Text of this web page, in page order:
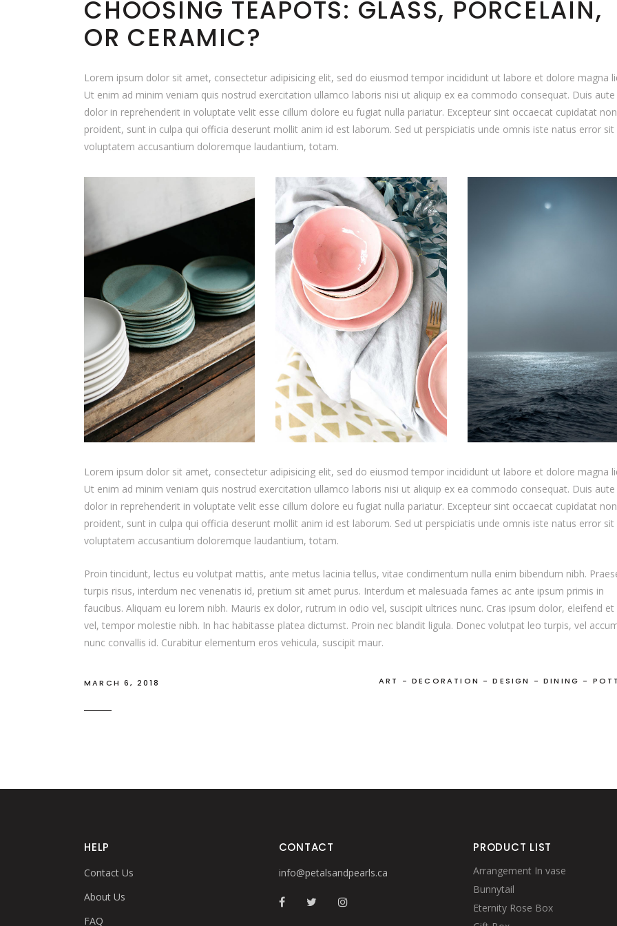
CHOOSING TEAPOTS: GLASS, PORCELAIN,
OR CERAMIC?
Lorem ipsum dolor sit amet, consectetur adipisicing elit, sed do eiusmod tempor incididunt ut labore et dolore magna
Ut enim ad minim veniam quis nostrud exercitation ullamco laboris nisi ut aliquip ex ea commodo consequat. Duis aute
dolor in reprehenderit in voluptate velit esse cillum dolore eu fugiat nulla pariatur. Excepteur sint occaecat cupidatat non
proident, sunt in culpa qui officia deserunt mollit anim id est laborum. Sed ut perspiciatis unde omnis iste natus error sit
voluptatem accusantium doloremque laudantium, totam.
Lorem ipsum dolor sit amet, consectetur adipisicing elit, sed do eiusmod tempor incididunt ut labore et dolore magna
Ut enim ad minim veniam quis nostrud exercitation ullamco laboris nisi ut aliquip ex ea commodo consequat. Duis aute
dolor in reprehenderit in voluptate velit esse cillum dolore eu fugiat nulla pariatur. Excepteur sint occaecat cupidatat non
proident, sunt in culpa qui officia deserunt mollit anim id est laborum. Sed ut perspiciatis unde omnis iste natus error sit
voluptatem accusantium doloremque laudantium, totam.
Proin tincidunt, lectus eu volutpat mattis, ante metus lacinia tellus, vitae condimentum nulla enim bibendum nibh.
turpis risus, interdum nec venenatis id, pretium sit amet purus. Interdum et malesuada fames ac ante ipsum primis in
faucibus. Aliquam eu lorem nibh. Mauris ex dolor, rutrum in odio vel, suscipit ultrices nunc. Cras ipsum dolor, eleifend et
vel, tempor molestie nibh. In hac habitasse platea dictumst. Proin nec blandit ligula. Donec volutpat leo turpis, vel
nunc convallis id. Curabitur elementum eros vehicula, suscipit maur.
MARCH 6, 2018 ART - DECORATION -DESIGN - DINING -
HELP
Contact Us
About Us
FAQ
CONTACT
info@petalsandpearls.ca
PRODUCT LIST
Arrangement In vase
Bunnytail
Eternity Rose Box